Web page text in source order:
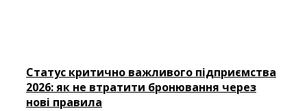
Статус критично важливого підприємства
2026: як не втратити бронювання через
нові правила